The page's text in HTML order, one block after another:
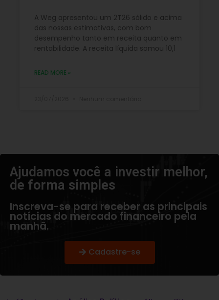
A Weg apresentou um 2T26 sólido e acima
das nossas estimativas, com bom
desempenho tanto em receita quanto em
rentabilidade. A receita líquida somou 10,1
READ MORE »
Ajudamos você a investir melhor,
de forma simples​
Inscreva-se para receber as principais
notícias do mercado financeiro pela
manhã.
Cadastre-se